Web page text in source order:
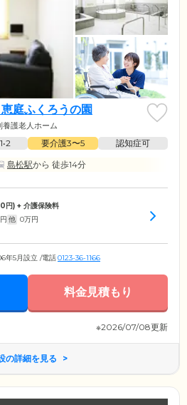
庭ふくろうの園
養護老人ホーム
要介護3〜5
認知症可
島松駅から 徒歩14分
0円) + 介護保険料
他 0万円
年5月設立 /電話0123-36-1166
料金見積もり
※2026/07/08更新
の詳細を見る